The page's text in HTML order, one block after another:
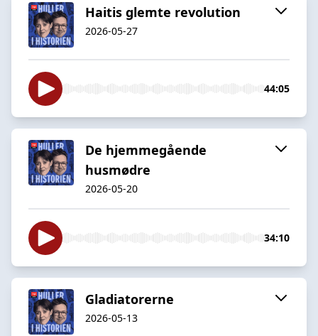
Haitis glemte revolution
2026-05-27
44:05
De hjemmegående
husmødre
2026-05-20
34:10
Gladiatorerne
2026-05-13